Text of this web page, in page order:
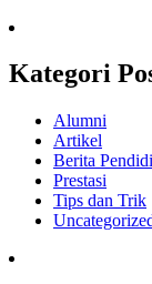
Kategori
Alumni
Artikel
Berita
Prestasi
Tips dan Trik